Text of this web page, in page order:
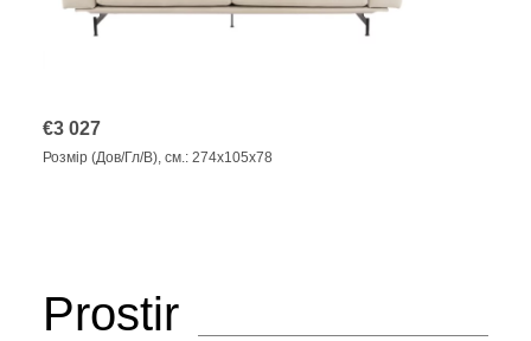
€3 027
Розмір (Дов/Гл/В), см.: 274x105x78
Prostir